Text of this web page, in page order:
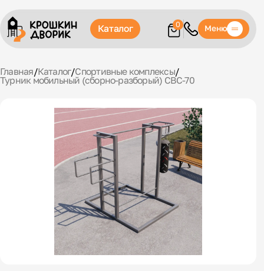
Каталог 0 Меню
Главная/Каталог/Спортивные комплексы/
Турник мобильный (сборно-разборый) СВС-70